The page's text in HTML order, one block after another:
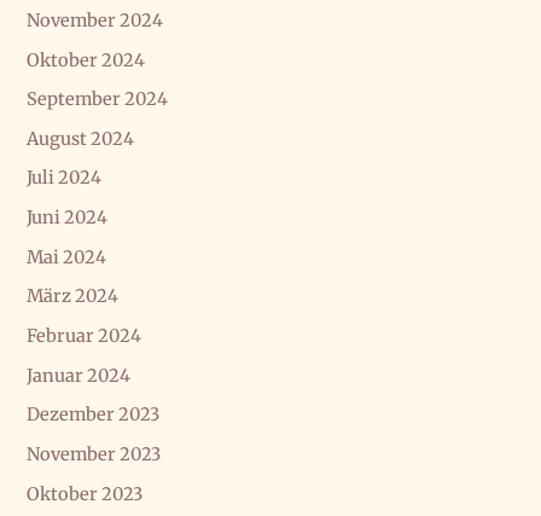
November 2024
Oktober 2024
September 2024
August 2024
Juli 2024
Juni 2024
Mai 2024
März 2024
Februar 2024
Januar 2024
Dezember 2023
November 2023
Oktober 2023